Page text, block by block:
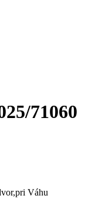
71060
Váhu